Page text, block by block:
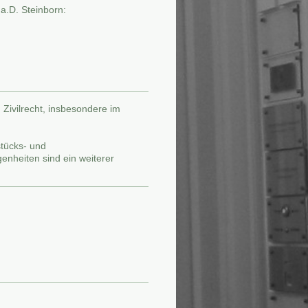
Steinborn:
insbesondere im
und
sind ein weiterer